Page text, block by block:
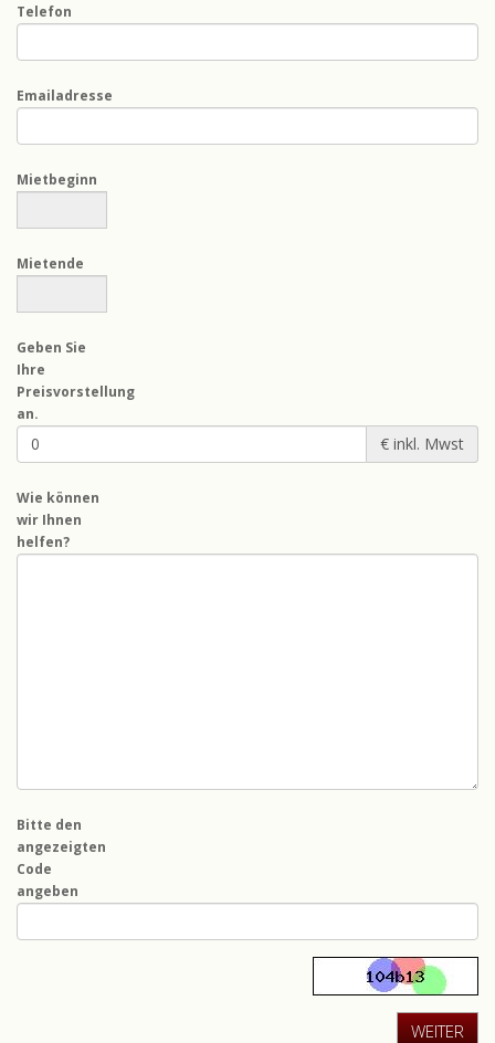
Telefon
Emailadresse
Mietbeginn
Mietende
Geben Sie
Ihre
Preisvorstellung
an.
€ inkl. Mwst
Wie können
wir Ihnen
helfen?
Bitte den
angezeigten
Code
angeben
WEITER